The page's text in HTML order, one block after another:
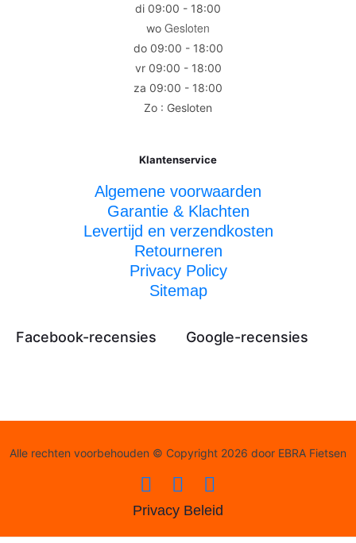
di 09:00 - 18:00
wo Gesloten
do 09:00 - 18:00
vr 09:00 - 18:00
za 09:00 - 18:00
Zo : Gesloten
Klantenservice
Algemene voorwaarden
Garantie & Klachten
Levertijd en verzendkosten
Retourneren
Privacy Policy
Sitemap
Facebook-recensies Google-recensies
Alle rechten voorbehouden © Copyright 2026 door EBRA Fietsen
Privacy Beleid